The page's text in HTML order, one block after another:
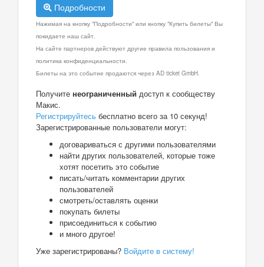
Подробности
Нажимая на кнопку "Подробности" или кнопку "Купить билеты" Вы
покидаете наш сайт.
На сайте партнеров действуют другие правила пользования и
политика конфиденциальности.
Билеты на это событие продаются через AD ticket GmbH.
Получите неограниченный доступ к сообществу
Макис.
Регистрируйтесь бесплатно всего за 10 секунд!
Зарегистрированные пользователи могут:
договариваться с другими пользователями
найти других пользователей, которые тоже
хотят посетить это событие
писать/читать комментарии других
пользователей
смотреть/оставлять оценки
покупать билеты
присоединиться к событию
и много другое!
Уже зарегистрированы? Войдите в систему!